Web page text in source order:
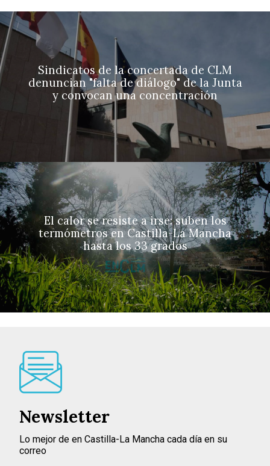
Sindicatos de la concertada de CLM
denuncian "falta de diálogo" de la Junta
y convocan una concentración
El calor se resiste a irse: suben los
termómetros en Castilla-La Mancha
hasta los 33 grados
Newsletter
Lo mejor de en Castilla-La Mancha cada día en su
correo